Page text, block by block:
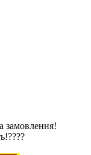
замовлення!